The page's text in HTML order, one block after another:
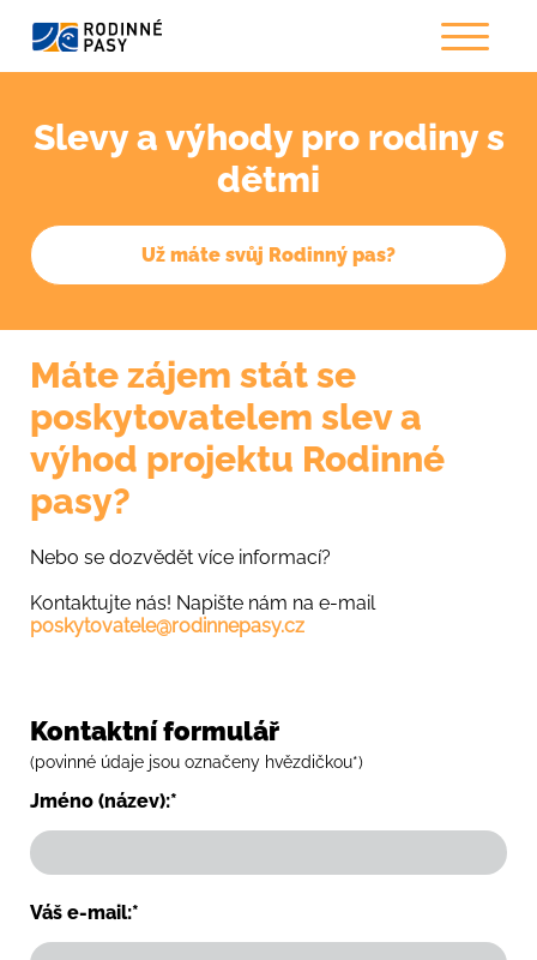
Slevy a výhody pro rodiny s
dětmi
Už máte svůj Rodinný pas?
Máte zájem stát se
poskytovatelem slev a
výhod projektu Rodinné
pasy?
Nebo se dozvědět více informací?
Kontaktujte nás! Napište nám na e-mail
poskytovatele@rodinnepasy.cz
Kontaktní formulář
(povinné údaje jsou označeny hvězdičkou*)
Jméno (název):*
Váš e-mail:*